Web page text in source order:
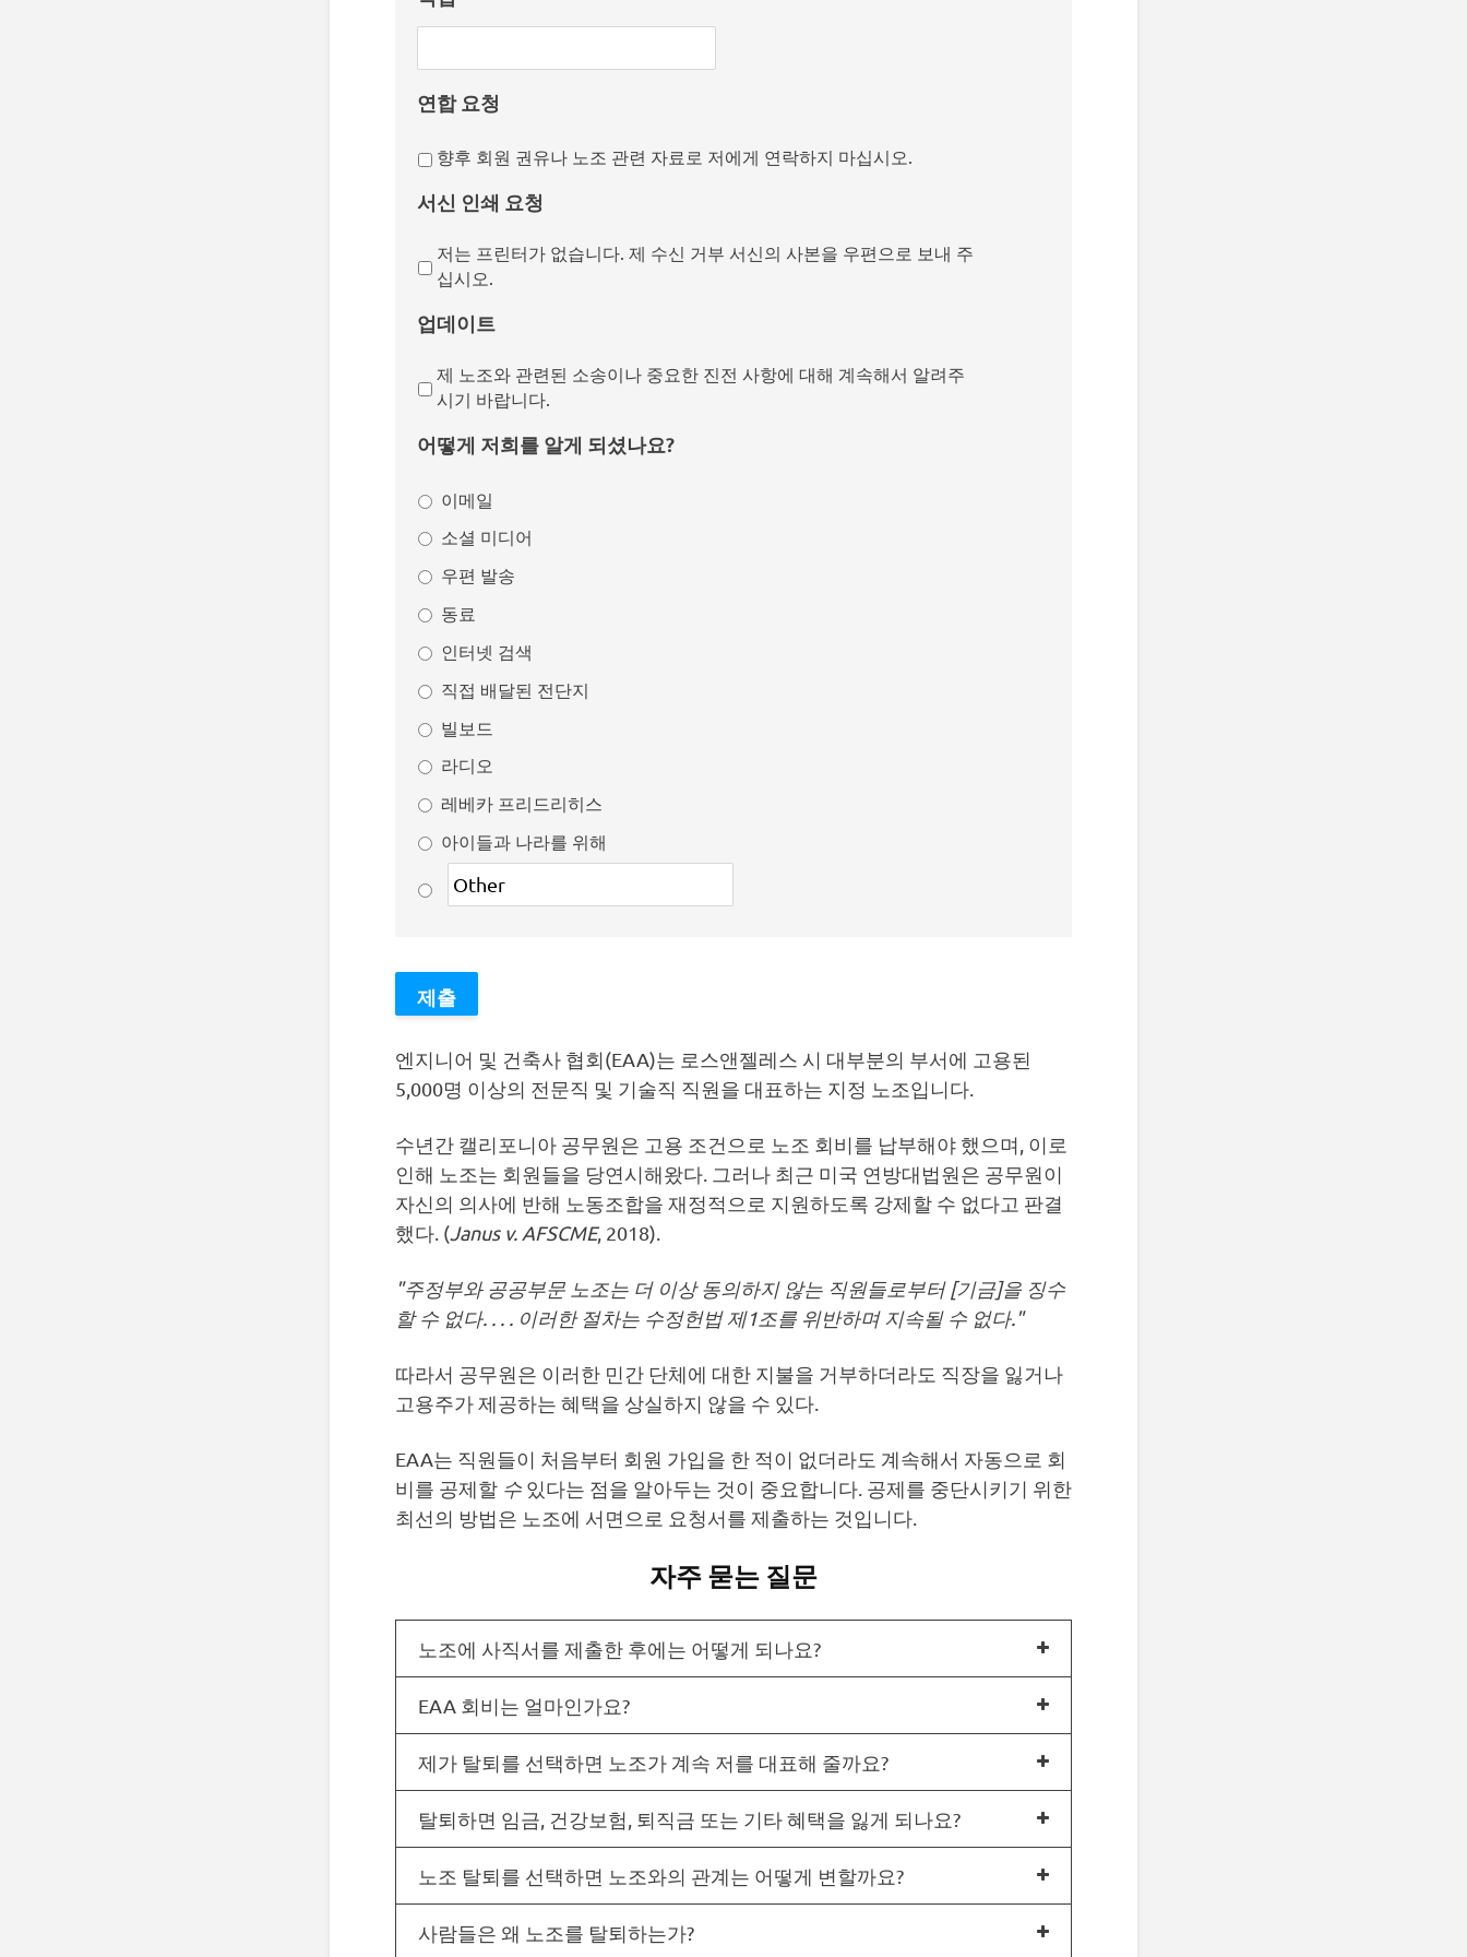
연합 요청
향후 회원 권유나 노조 관련 자료로 저에게 연락하지 마십시오.
서신 인쇄 요청
저는 프린터가 없습니다. 제 수신 거부 서신의 사본을 우편으로 보내 주
십시오.
업데이트
제 노조와 관련된 소송이나 중요한 진전 사항에 대해 계속해서 알려주
시기 바랍니다.
어떻게 저희를 알게 되셨나요?
이메일
소셜 미디어
우편 발송
동료
인터넷 검색
직접 배달된 전단지
빌보드
라디오
레베카 프리드리히스
아이들과 나라를 위해
엔지니어 및 건축사 협회(EAA)는 로스앤젤레스 시 대부분의 부서에 고용된
5,000명 이상의 전문직 및 기술직 직원을 대표하는 지정 노조입니다.
수년간 캘리포니아 공무원은 고용 조건으로 노조 회비를 납부해야 했으며, 이로
인해 노조는 회원들을 당연시해왔다. 그러나 최근 미국 연방대법원은 공무원이
자신의 의사에 반해 노동조합을 재정적으로 지원하도록 강제할 수 없다고 판결
했다. ( Janus v. AFSCME, 2018).
"주정부와 공공부문 노조는 더 이상 동의하지 않는 직원들로부터 [기금]을 징수
할 수 없다. . . . 이러한 절차는 수정헌법 제1조를 위반하며 지속될 수 없다."
따라서 공무원은 이러한 민간 단체에 대한 지불을 거부하더라도 직장을 잃거나
고용주가 제공하는 혜택을 상실하지 않을 수 있다.
EAA는 직원들이 처음부터 회원 가입을 한 적이 없더라도 계속해서 자동으로 회
비를 공제할 수 있다는 점을 알아두는 것이 중요합니다. 공제를 중단시키기 위한
최선의 방법은 노조에 서면으로 요청서를 제출하는 것입니다.
자주 묻는 질문
노조에 사직서를 제출한 후에는 어떻게 되나요?
EAA 회비는 얼마인가요?
제가 탈퇴를 선택하면 노조가 계속 저를 대표해 줄까요?
탈퇴하면 임금, 건강보험, 퇴직금 또는 기타 혜택을 잃게 되나요?
노조 탈퇴를 선택하면 노조와의 관계는 어떻게 변할까요?
사람들은 왜 노조를 탈퇴하는가?